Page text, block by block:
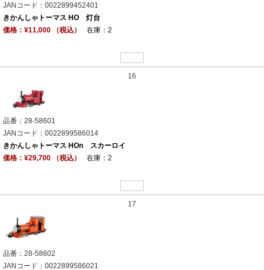
JANコード：0022899452401
きかんしゃトーマス HO 灯台
価格：¥11,000 （税込）
在庫：2
16
品番：28-58601
JANコード：0022899586014
きかんしゃトーマス HOn スカーロイ
価格：¥29,700 （税込）
在庫：2
17
品番：28-58602
JANコード：0022899586021